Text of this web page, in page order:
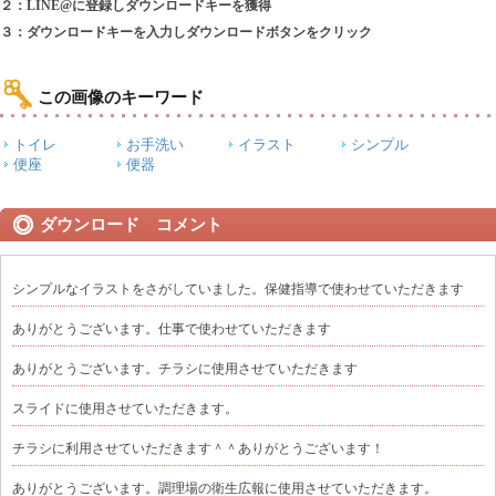
２：LINE@に登録しダウンロードキーを獲得
３：ダウンロードキーを入力しダウンロードボタンをクリック
この画像のキーワード
トイレ お手洗い イラスト
シンプル
便座
便器
ダウンロード コメント
シンプルなイラストをさがしていました。保健指導で使わせていただきます
ありがとうございます。仕事で使わせていただきます
ありがとうございます。チラシに使用させていただきます
スライドに使用させていただきます。
チラシに利用させていただきます＾＾ありがとうございます！
ありがとうございます。調理場の衛生広報に使用させていただきます。